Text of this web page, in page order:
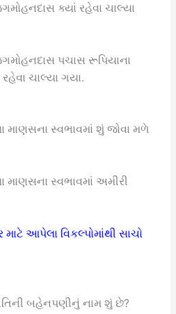
ક્યાં રહેવા ચાલ્યા
પચાસ રૂપિયાના
ચાલ્યા ગયા.
સ્વભાવમાં શું જોવા મળે
સ્વભાવમાં અમીરી
માટે આપેલા વિકલ્પોમાંથી સાચો
બહેનપણીનું નામ શું છે?